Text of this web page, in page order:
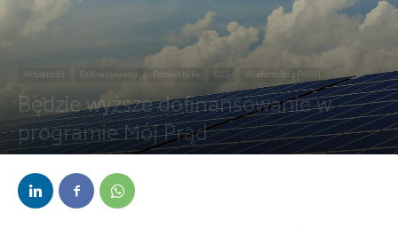
Aktualności Dofinansowania Fotowoltaika OZE Wiadomości z Polski
Będzie wyższe dofinansowanie w
programie Mój Prąd